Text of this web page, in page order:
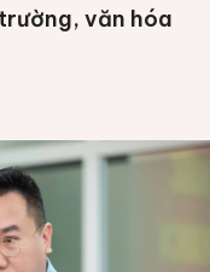
văn hóa